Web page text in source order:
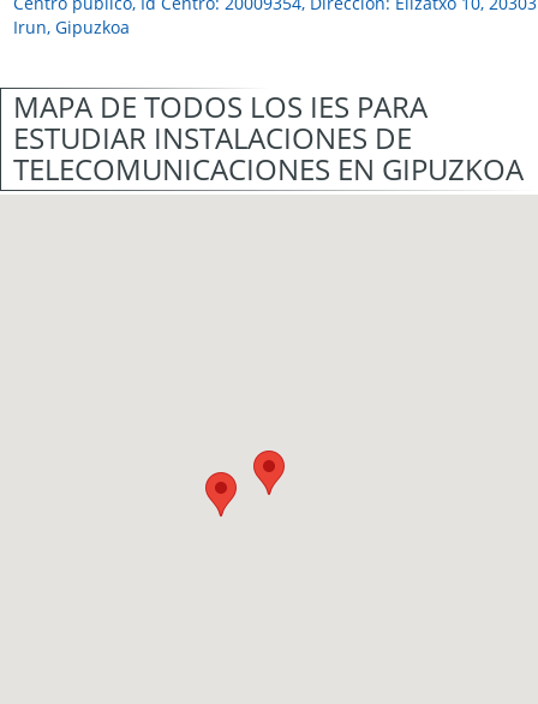
Irun, Gipuzkoa
MAPA DE TODOS LOS IES PARA
ESTUDIAR INSTALACIONES DE
TELECOMUNICACIONES EN GIPUZKOA